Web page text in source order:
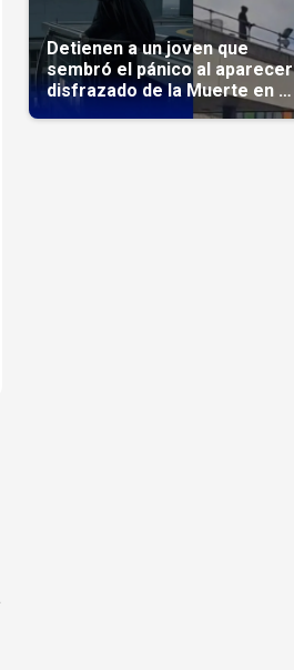
Detienen a un joven que
sembró el pánico al aparecer
disfrazado de la Muerte en un